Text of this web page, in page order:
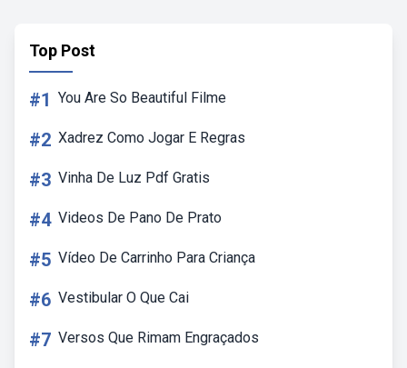
Top Post
#1 You Are So Beautiful Filme
#2 Xadrez Como Jogar E Regras
#3 Vinha De Luz Pdf Gratis
#4 Videos De Pano De Prato
#5 Vídeo De Carrinho Para Criança
#6 Vestibular O Que Cai
#7 Versos Que Rimam Engraçados